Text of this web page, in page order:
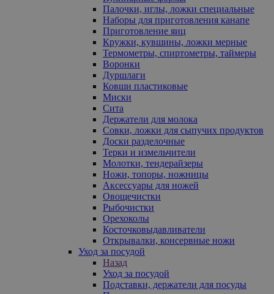
Палочки, иглы, ложки специальные
Наборы для приготовления канапе
Приготовление яиц
Кружки, кувшины, ложки мерные
Термометры, спиртометры, таймеры
Воронки
Дуршлаги
Ковши пластиковые
Миски
Сита
Держатели для молока
Совки, ложки для сыпучих продуктов
Доски разделочные
Терки и измельчители
Молотки, тендерайзеры
Ножи, топоры, ножницы
Аксессуары для ножей
Овощечистки
Рыбочистки
Орехоколы
Косточковыдавливатели
Открывалки, консервные ножи
Уход за посудой
Назад
Уход за посудой
Подставки, держатели для посуды